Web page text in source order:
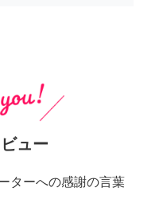
ュー
ターへの感謝の言葉